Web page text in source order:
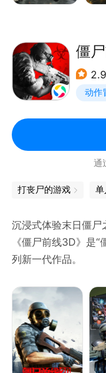
僵
2.9
动作
通
打丧尸的游戏
沉浸式体验末日僵尸
《僵尸前线3D》是
列新一代作品。
还原城市环境拓模，
猎手有逼真的末日环
狱、岛屿、沙漠等
◆◆奇遇系统，挑
全新奇遇玩法，不定